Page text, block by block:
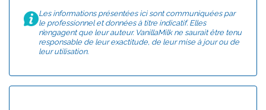
Les informations présentées ici sont communiquées par
le professionnel et données à titre indicatif. Elles
n’engagent que leur auteur. VanillaMilk ne saurait être tenu
responsable de leur exactitude, de leur mise à jour ou de
leur utilisation.